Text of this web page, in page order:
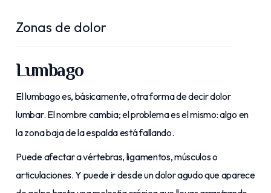
Zonas de dolor
Lumbago
El lumbago es, básicamente, otra forma de decir dolor
lumbar. El nombre cambia; el problema es el mismo: algo en
la zona baja de la espalda está fallando.
Puede afectar a vértebras, ligamentos, músculos o
articulaciones. Y puede ir desde un dolor agudo que aparece